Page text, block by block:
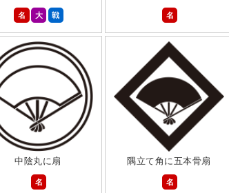
名
大 戦
名
中陰丸に扇
名
隅立て角に五本骨扇
名